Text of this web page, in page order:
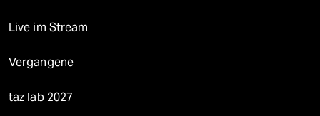
Live im Stream
Vergangene
taz lab 2027